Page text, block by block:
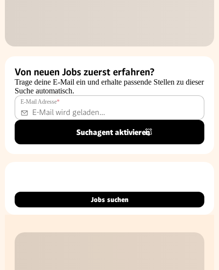
Von neuen Jobs zuerst erfahren?
Trage deine E-Mail ein und erhalte passende Stellen zu dieser
Suche automatisch.
E-Mail Adresse*
Suchagent aktivieren
Jobs suchen